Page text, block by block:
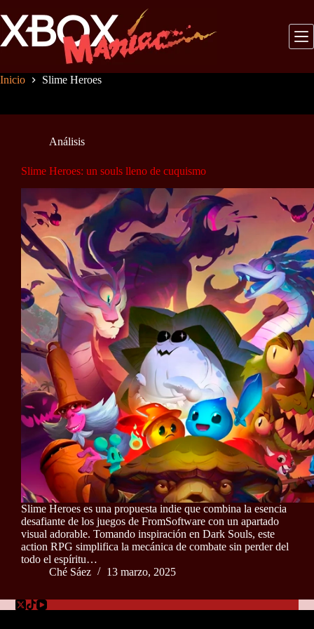
al
contenido
Inicio Slime Heroes
Análisis
Slime Heroes: un souls lleno de cuquismo
Slime Heroes es una propuesta indie que combina la esencia
desafiante de los juegos de FromSoftware con un apartado
visual adorable. Tomando inspiración en Dark Souls, este
action RPG simplifica la mecánica de combate sin perder del
todo el espíritu…
Ché Sáez
13 marzo, 2025